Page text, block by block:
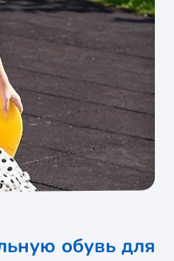
обувь для